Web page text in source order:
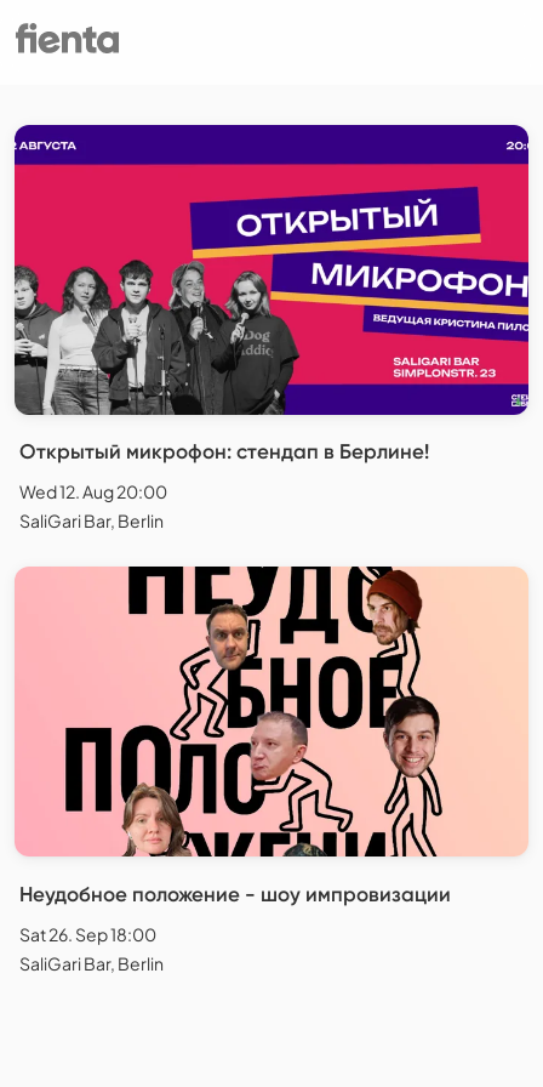
Открытый микрофон: стендап в Берлине!
Wed 12. Aug 20:00
SaliGari Bar, Berlin
Неудобное положение - шоу импровизации
Sat 26. Sep 18:00
SaliGari Bar, Berlin